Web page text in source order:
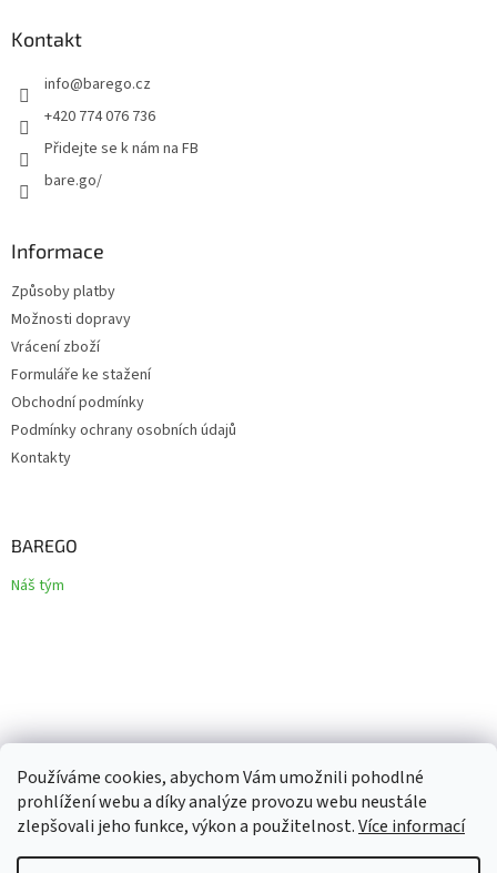
Používáme cookies, abychom Vám umožnili pohodlné
prohlížení webu a díky analýze provozu webu neustále
zlepšovali jeho funkce, výkon a použitelnost.Více informací
Kontakt
info@barego.cz
+420 774 076 736
Přidejte se k nám na FB
bare.go/
Informace
Způsoby platby
Možnosti dopravy
Vrácení zboží
Formuláře ke stažení
Obchodní podmínky
Podmínky ochrany osobních údajů
Kontakty
BAREGO
Náš tým